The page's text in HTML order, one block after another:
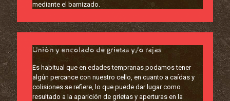
mediante el barnizado.
Unión y encolado de grietas y/o rajas
Es habitual que en edades tempranas podamos tener
algún percance con nuestro cello, en cuanto a caídas y
colisiones se refiere, lo que puede dar lugar como
resultado a la aparición de grietas y aperturas en la